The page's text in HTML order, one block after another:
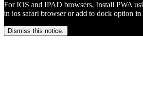
For IOS and IPAD browsers, Install PWA
in ios safari browser or add to dock option in
Dismiss this notice.